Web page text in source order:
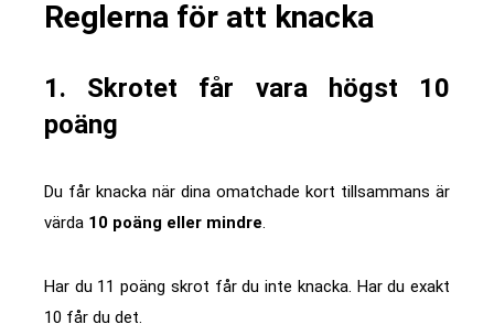
Reglerna för att knacka
1. Skrotet får vara högst 10
poäng
Du får knacka när dina omatchade kort tillsammans är
värda 10 poäng eller mindre.
Har du 11 poäng skrot får du inte knacka. Har du exakt
10 får du det.